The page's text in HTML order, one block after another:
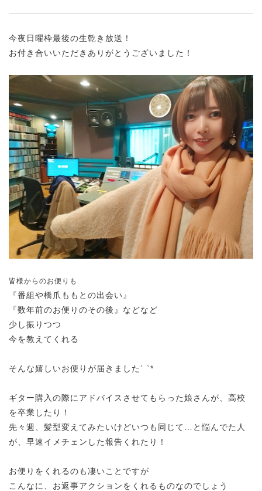
今夜日曜枠最後の生乾き放送！
お付き合いいただきありがとうございました！
皆様からのお便りも
『番組や橋爪ももとの出会い』
『数年前のお便りのその後』などなど
少し振りつつ
今を教えてくれる
そんな嬉しいお便りが届きました´ `*
ギター購入の際にアドバイスさせてもらった娘さんが、高校
を卒業したり！
先々週、髪型変えてみたいけどいつも同じて…と悩んでた人
が、早速イメチェンした報告くれたり！
お便りをくれるのも凄いことですが
こんなに、お返事アクションをくれるものなのでしょう